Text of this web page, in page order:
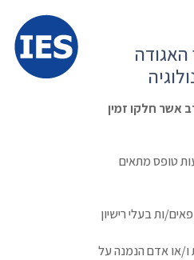
חברים
12th International
12th
אשר חלקו זמין
טופס מתאים
ות בעלי רישיון
ו/או אדם הנמנה על